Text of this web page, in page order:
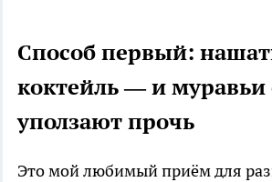
Способ первый:
коктейль — и муравьи
уползают прочь
Это мой любимый приём для